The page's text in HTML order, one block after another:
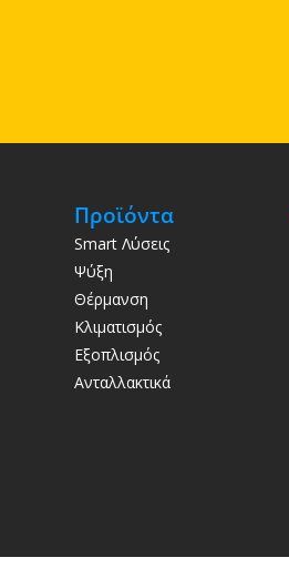
Προϊόντα
Smart Λύσεις
Ψύξη
Θέρμανση
Κλιματισμός
Εξοπλισμός
Ανταλλακτικά